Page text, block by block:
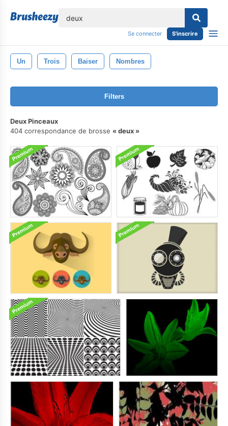
Se connecter S'inscrire
Un Trois Baiser Nombres
Filters
Deux Pinceaux
404 correspondance de brosse
deux